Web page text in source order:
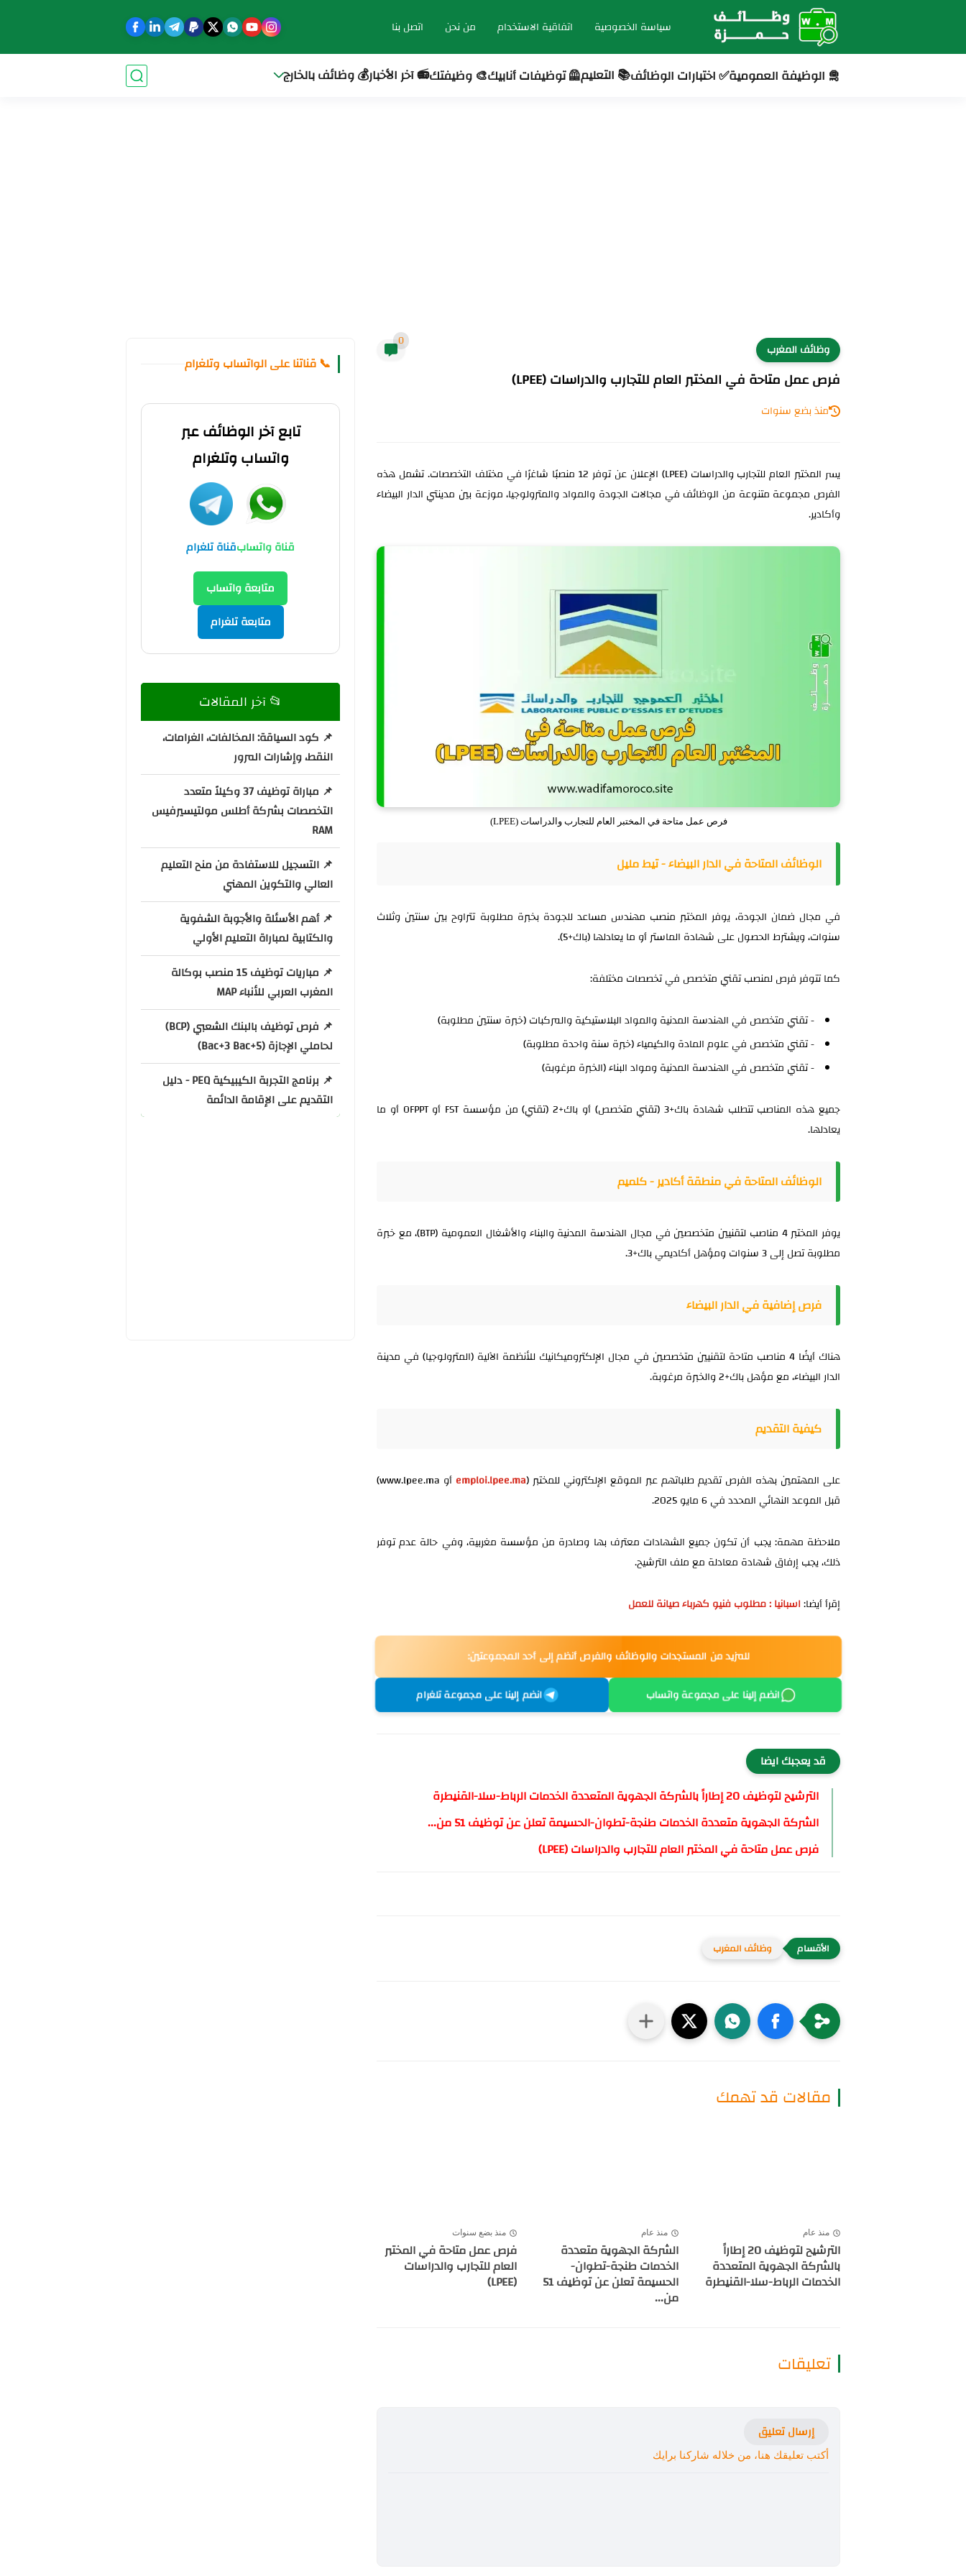
سياسة الخصوصية اتفاقية الاستخدام من نحن اتصل بنا
🛅 الوظيفة العمومية✅ اختبارات الوظائف📚 التعليم🦺 توظيفات أنابيك🎨 وظيفتك📻 آخر الأخبار💰 وظائف بالخارج
وظائف المغرب 0
فرص عمل متاحة في المختبر العام للتجارب والدراسات (LPEE)
منذ بضع سنوات
يسر المختبر العام للتجارب والدراسات (LPEE) الإعلان عن توفر 12 منصبًا شاغرًا في مختلف التخصصات. تشمل هذه
الفرص مجموعة متنوعة من الوظائف في مجالات الجودة والمواد والمترولوجيا، موزعة بين مدينتي الدار البيضاء
وأكادير.
فرص عمل متاحة في المختبر العام للتجارب والدراسات (LPEE)
الوظائف المتاحة في الدار البيضاء - تيط مليل
في مجال ضمان الجودة، يوفر المختبر منصب مهندس مساعد للجودة بخبرة مطلوبة تتراوح بين سنتين وثلاث
سنوات، ويشترط الحصول على شهادة الماستر أو ما يعادلها (باك+5).
كما تتوفر فرص لمنصب تقني متخصص في تخصصات مختلفة:
- تقني متخصص في الهندسة المدنية والمواد البلاستيكية والمركبات (خبرة سنتين مطلوبة)
- تقني متخصص في علوم المادة والكيمياء (خبرة سنة واحدة مطلوبة)
- تقني متخصص في الهندسة المدنية ومواد البناء (الخبرة مرغوبة)
جميع هذه المناصب تتطلب شهادة باك+3 (تقني متخصص) أو باك+2 (تقني) من مؤسسة FST أو OFPPT أو ما
يعادلها.
الوظائف المتاحة في منطقة أكادير - كلميم
يوفر المختبر 4 مناصب لتقنيين متخصصين في مجال الهندسة المدنية والبناء والأشغال العمومية (BTP)، مع خبرة
مطلوبة تصل إلى 3 سنوات ومؤهل أكاديمي باك+3.
فرص إضافية في الدار البيضاء
هناك أيضًا 4 مناصب متاحة لتقنيين متخصصين في مجال الإلكتروميكانيك للأنظمة الآلية (المترولوجيا) في مدينة
الدار البيضاء، مع مؤهل باك+2 والخبرة مرغوبة.
كيفية التقديم
على المهتمين بهذه الفرص تقديم طلباتهم عبر الموقع الإلكتروني للمختبر (emploi.lpee.ma
أو www.lpee.ma)
قبل الموعد النهائي المحدد في 6 مايو 2025.
ملاحظة مهمة: يجب أن تكون جميع الشهادات معترف بها وصادرة من مؤسسة مغربية، وفي حالة عدم توفر
ذلك، يجب إرفاق شهادة معادلة مع ملف الترشيح.
إقرأ أيضا:اسبانيا : مطلوب فنيو كهرباء صيانة للعمل
للمزيد من المستجدات والوظائف والفرص أنظم إلى أحد المجموعتين:
انضم إلينا على مجموعة واتساب انضم إلينا على مجموعة تلغرام
قد يعجبك ايضا
الترشيح لتوظيف 20 إطاراً بالشركة الجهوية المتعددة الخدمات الرباط-سلا-القنيطرة
الشركة الجهوية متعددة الخدمات طنجة-تطوان-الحسيمة تعلن عن توظيف 51 من...
فرص عمل متاحة في المختبر العام للتجارب والدراسات (LPEE)
وظائف المغرب
مقالات قد تهمك
منذ عام
الترشيح لتوظيف 20 إطاراً
بالشركة الجهوية المتعددة
الخدمات الرباط-سلا-القنيطرة
منذ عام
الشركة الجهوية متعددة
الخدمات طنجة-تطوان-
الحسيمة تعلن عن توظيف 51
من...
منذ بضع سنوات
فرص عمل متاحة في المختبر
العام للتجارب والدراسات
(LPEE)
تعليقات
إرسال تعليق
أكتب تعليقك هنا، من خلاله شاركنا برايك
📞 قناتنا على الواتساب وتلغرام
تابع آخر الوظائف عبر
واتساب وتلغرام
قناة واتسابقناة تلغرام
متابعة واتساب
متابعة تلغرام
📂 آخر المقالات
📌 كود السياقة: المخالفات، الغرامات،
النقط، وإشارات المرور
📌 مباراة توظيف 37 وكيلاً متعدد
التخصصات بشركة أطلس مولتيسيرفيس
RAM
📌 التسجيل للاستفادة من منح التعليم
العالي والتكوين المهني
📌 أهم الأسئلة والأجوبة الشفوية
والكتابية لمباراة التعليم الأولي
📌 مباريات توظيف 15 منصب بوكالة
المغرب العربي للأنباء MAP
📌 فرص توظيف بالبنك الشعبي (BCP)
لحاملي الإجازة (Bac+3 Bac+5)
📌 برنامج التجربة الكيبيكية PEQ - دليل
التقديم على الإقامة الدائمة